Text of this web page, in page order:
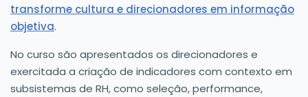
transforme cultura e direcionadores em informação
objetiva.
No curso são apresentados os direcionadores e
exercitada a criação de indicadores com contexto em
subsistemas de RH, como seleção, performance,